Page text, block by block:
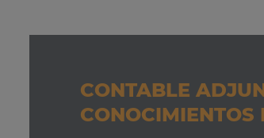
CONTABLE
CONOCIMIENTOS